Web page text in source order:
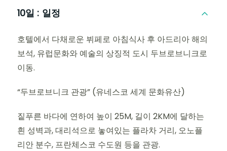
10일 : 일정
호텔에서 다채로운 뷔페로 아침식사 후 아드리아 해의
보석, 유럽문화와 예술의 상징적 도시 두브로브니크로
이동.
“두브로브니크 관광” (유네스코 세계 문화유산)
짙푸른 바다에 연하여 높이 25M, 길이 2KM에 달하는
흰 성벽과, 대리석으로 놓여있는 플라차 거리, 오노플
리안 분수, 프란체스코 수도원 등을 관광.